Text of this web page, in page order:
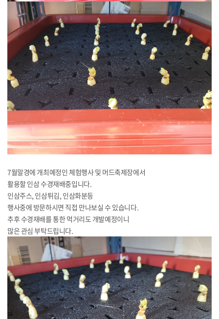
7월말경에 개최예정인 체험행사 및 머드축제장에서
활용할 인삼 수경재배중입니다.
인삼주스, 인삼튀김, 인삼화분등
행사중에 방문하시면 직접 만나보실 수 있습니다.
추후 수경재배를 통한 먹거리도 개발예정이니
많은 관심 부탁드립니다.